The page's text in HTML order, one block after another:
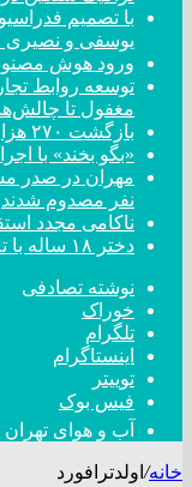
با تصمیم
یوسفی و
ورود هوش
توسعه روابط
مغفول تا
بازگشت ۲۷۰ هزار زائر البرزی از سفر اربعین
«بگو بخند» با
نفر مصدوم شدند
ناکامی مجدد
دختر ‌۱۸‌ ‌ساله‌ با تلاش پلیس کرج از خودکشی منصرف شد
نوشته تصادفی
خوراک
تلگرام
اینستاگرام
توییتر
فیس بوک
آب و هوای تهران
خانه/ اولدترافورد